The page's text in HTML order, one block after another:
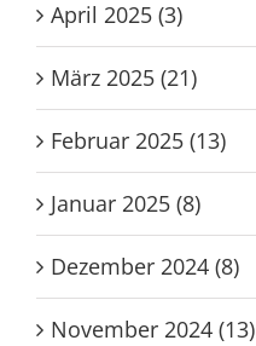
April 2025 (3)
März 2025 (21)
Februar 2025 (13)
Januar 2025 (8)
Dezember 2024 (8)
November 2024 (13)